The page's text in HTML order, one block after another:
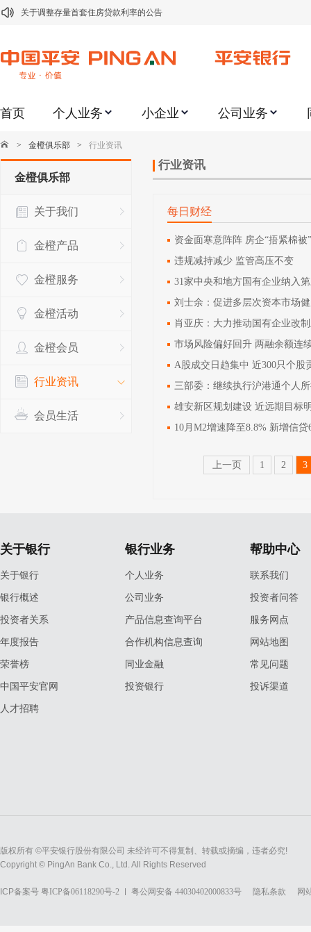
关于调整存量首套住房贷款利率的公告
关于修订《平安银行代理个人客户贵金属交易协议书》的公告
关于我行聚金宝交易软件升级更新的通知
关于2020年端午节期间上金所代理业务调整合约保证金比例和涨跌幅度限制的
关于加强代理贵金属业务风险防范的提示
关于平安银行电子版信用卡更名为平安银行数字信用卡的公告
首页 个人业务 小企业 公司业务
> 金橙俱乐部 > 行业资讯
金橙俱乐部
关于我们
金橙产品
金橙服务
金橙活动
金橙会员
行业资讯
会员生活
行业资讯
每日财经
资金面寒意阵阵 房企“捂紧棉被
违规减持减少 监管高压不变
31家中央和地方国有企业纳入
刘士余：促进多层次资本市场
肖亚庆：大力推动国有企业改
市场风险偏好回升 两融余额连
A股成交日趋集中 近300只个股
三部委：继续执行沪港通个人
雄安新区规划建设 近远期目标
10月M2增速降至8.8% 新增信贷
上一页 1 2 3
关于银行
关于银行
银行概述
投资者关系
年度报告
荣誉榜
中国平安官网
人才招聘
银行业务
个人业务
公司业务
产品信息查询平台
合作机构信息查询
同业金融
投资银行
帮助中心
联系我们
投资者问答
服务网点
网站地图
常见问题
投诉渠道
版权所有 ©平安银行股份有限公司 未经许可不得复制、转载或摘编，违者必究!
Copyright © PingAn Bank Co., Ltd. All Rights Reserved
ICP备案号 粤ICP备06118290号-2 粤公网安备 44030402000833号 隐私条款 网